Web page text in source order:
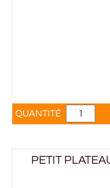
QUANTITÉ
PETIT